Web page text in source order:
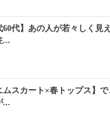
60代】あの人が若々しく見
...
ムスカート×春トップス】
...